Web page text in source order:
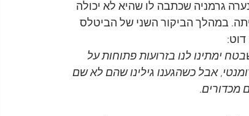
גרמניה שכתבה לו שהיא לא יכולה
במהלך הביקור השני של הביטלס
דוט:
ימתינו לנו בזרועות פתוחות על
אבל כשהגענו גילינו שהם לא שם
מכדורים.